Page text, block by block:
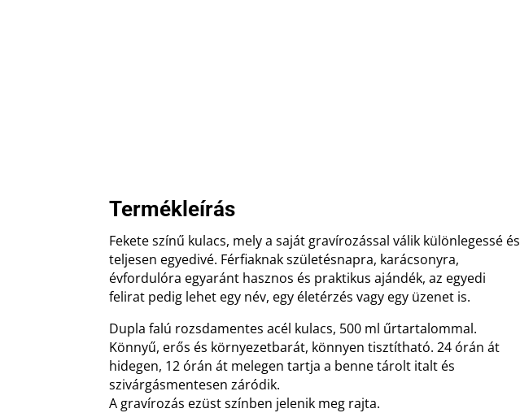
Termékleírás
Fekete színű kulacs, mely a saját gravírozással válik különlegessé és
teljesen egyedivé. Férfiaknak születésnapra, karácsonyra,
évfordulóra egyaránt hasznos és praktikus ajándék, az egyedi
felirat pedig lehet egy név, egy életérzés vagy egy üzenet is.
Dupla falú rozsdamentes acél kulacs, 500 ml űrtartalommal.
Könnyű, erős és környezetbarát, könnyen tisztítható. 24 órán át
hidegen, 12 órán át melegen tartja a benne tárolt italt és
szivárgásmentesen záródik.
A gravírozás ezüst színben jelenik meg rajta.